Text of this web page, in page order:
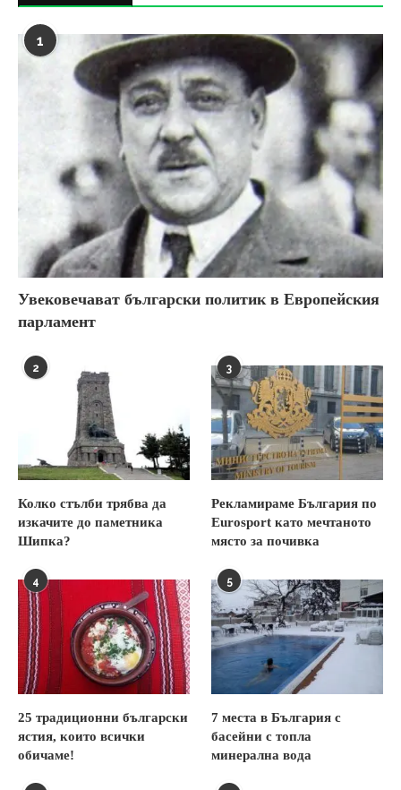
1
Увековечават български политик в Европейския
парламент
2
Колко стълби трябва да
изкачите до паметника
Шипка?
3
Рекламираме България по
Eurosport като мечтаното
място за почивка
4
25 традиционни български
ястия, които всички
обичаме!
5
7 места в България с
басейни с топла
минерална вода